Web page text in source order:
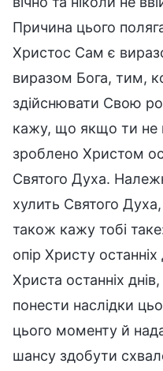
Причина цього
Христос Сам є
виразом Бога, тим,
здійснювати Свою
кажу, що якщо ти
зроблено Христом
Святого Духа.
хулить Святого
також кажу тобі
опір Христу
Христа останніх
понести наслідки
цього моменту й
шансу здобути